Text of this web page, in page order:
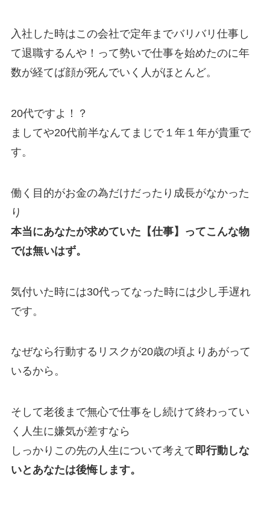
入社した時はこの会社で定年までバリバリ仕事し
て退職するんや！って勢いで仕事を始めたのに年
数が経てば顔が死んでいく人がほとんど。
20代ですよ！？
ましてや20代前半なんてまじで１年１年が貴重で
す。
働く目的がお金の為だけだったり成長がなかった
り
本当にあなたが求めていた【仕事】ってこんな物
では無いはず。
気付いた時には30代ってなった時には少し手遅れ
です。
なぜなら行動するリスクが20歳の頃よりあがって
いるから。
そして老後まで無心で仕事をし続けて終わってい
く人生に嫌気が差すなら
しっかりこの先の人生について考えて即行動しな
いとあなたは後悔します。